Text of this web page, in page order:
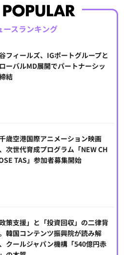
ースランキング
フィールズ、IGポートグループと
ーバルMD展開でパートナーシッ
結
歳空港国際アニメーション映画
次世代育成プログラム「NEW CH
TAS」参加者募集開始
政策支援」と「投資回収」の二律背
韓国コンテンツ振興院が読み解
クールジャパン機構「540億円赤